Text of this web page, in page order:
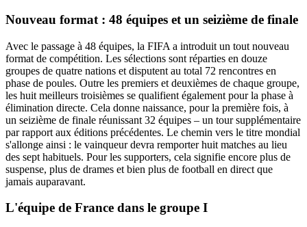
Nouveau format : 48 équipes et un seizième de finale
Avec le passage à 48 équipes, la FIFA a introduit un tout nouveau
format de compétition. Les sélections sont réparties en douze
groupes de quatre nations et disputent au total 72 rencontres en
phase de poules. Outre les premiers et deuxièmes de chaque groupe,
les huit meilleurs troisièmes se qualifient également pour la phase à
élimination directe. Cela donne naissance, pour la première fois, à
un seizième de finale réunissant 32 équipes – un tour supplémentaire
par rapport aux éditions précédentes. Le chemin vers le titre mondial
s'allonge ainsi : le vainqueur devra remporter huit matches au lieu
des sept habituels. Pour les supporters, cela signifie encore plus de
suspense, plus de drames et bien plus de football en direct que
jamais auparavant.
L'équipe de France dans le groupe I